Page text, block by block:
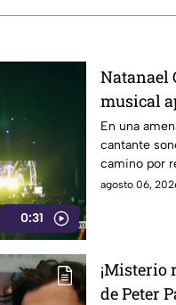
0:31
Natanael
musical
En una
cantante
camino por
agosto 06,
¡Misterio
de Peter